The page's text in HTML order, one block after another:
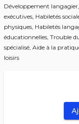
Développement langagier,
exécutives, Habiletés
physiques, Habiletés
éducationnelles, Trouble
spécialisé, Aide à la
loisirs